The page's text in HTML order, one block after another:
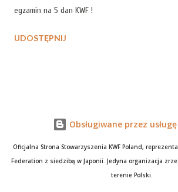
egzamin na 5 dan KWF !
UDOSTĘPNIJ
Obsługiwane przez
Oficjalna Strona Stowarzyszenia KWF Poland,
Federation z siedzibą w Japonii. Jedyna organizacja
terenie Polski.